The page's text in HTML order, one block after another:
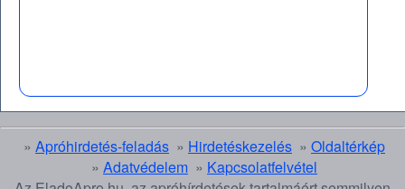
» Apróhirdetés-feladás » Hirdetéskezelés » Oldaltérkép
» Adatvédelem » Kapcsolatfelvétel